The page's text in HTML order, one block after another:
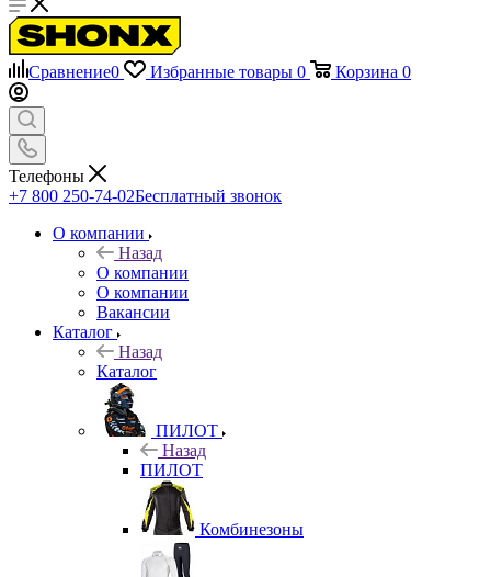
Сравнение0 Избранные товары 0 Корзина 0
Телефоны
+7 800 250-74-02Бесплатный звонок
О компании
Назад
О компании
О компании
Вакансии
Каталог
Назад
Каталог
ПИЛОТ
Назад
ПИЛОТ
Комбинезоны